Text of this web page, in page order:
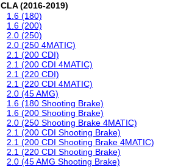
CLA (2016-2019)
1.6 (180)
1.6 (200)
2.0 (250)
2.0 (250 4MATIC)
2.1 (200 CDI)
2.1 (200 CDI 4MATIC)
2.1 (220 CDI)
2.1 (220 CDI 4MATIC)
2.0 (45 AMG)
1.6 (180 Shooting Brake)
1.6 (200 Shooting Brake)
2.0 (250 Shooting Brake 4MATIC)
2.1 (200 CDI Shooting Brake)
2.1 (200 CDI Shooting Brake 4MATIC)
2.1 (220 CDI Shooting Brake)
2.0 (45 AMG Shooting Brake)